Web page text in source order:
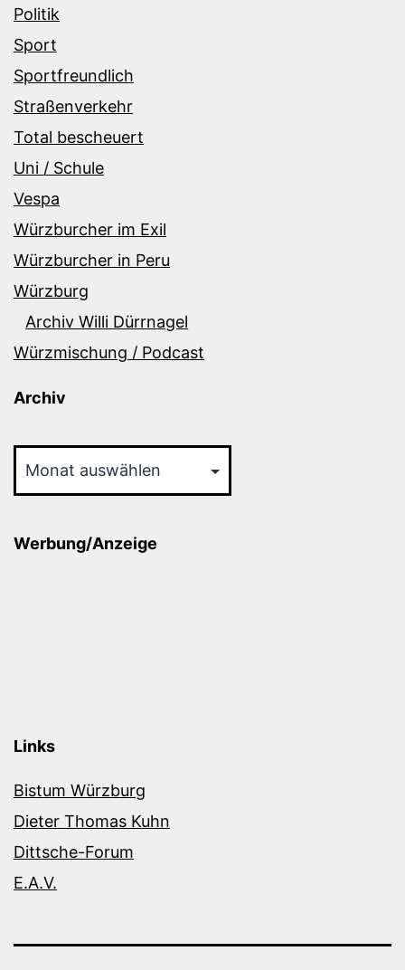
Politik
Sport
Sportfreundlich
Straßenverkehr
Total bescheuert
Uni / Schule
Vespa
Würzburcher im Exil
Würzburcher in Peru
Würzburg
Archiv Willi Dürrnagel
Würzmischung / Podcast
Archiv
Werbung/Anzeige
Links
Bistum Würzburg
Dieter Thomas Kuhn
Dittsche-Forum
E.A.V.